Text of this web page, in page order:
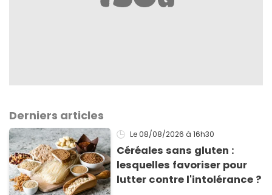
Derniers articles
Le 08/08/2026 à 16h30
Céréales sans gluten :
lesquelles favoriser pour
lutter contre l'intolérance ?